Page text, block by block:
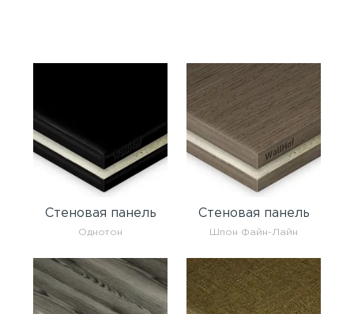
Стеновая панель
Однотон
Стеновая панель
Шпон Файн-Лайн